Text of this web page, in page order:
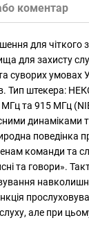
коментар
для
для захисту
суворих умовах
Тип штекера:
МГц та 915 МГц
динаміками
поведінка
команди та
та говори».
але при